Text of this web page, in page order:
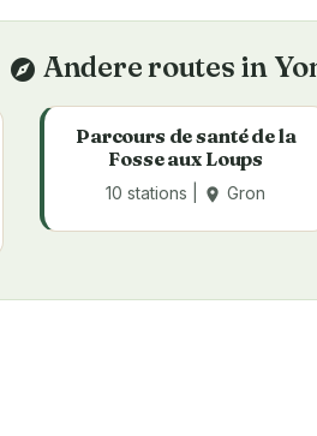
explore Andere routes in
Parcours de santé de la
Fosse aux Loups
10 stations | place Gron